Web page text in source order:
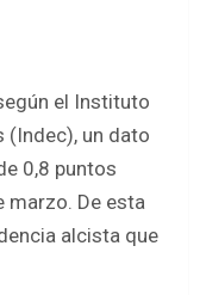
el Instituto
(Indec), un dato
0,8 puntos
marzo. De esta
alcista que